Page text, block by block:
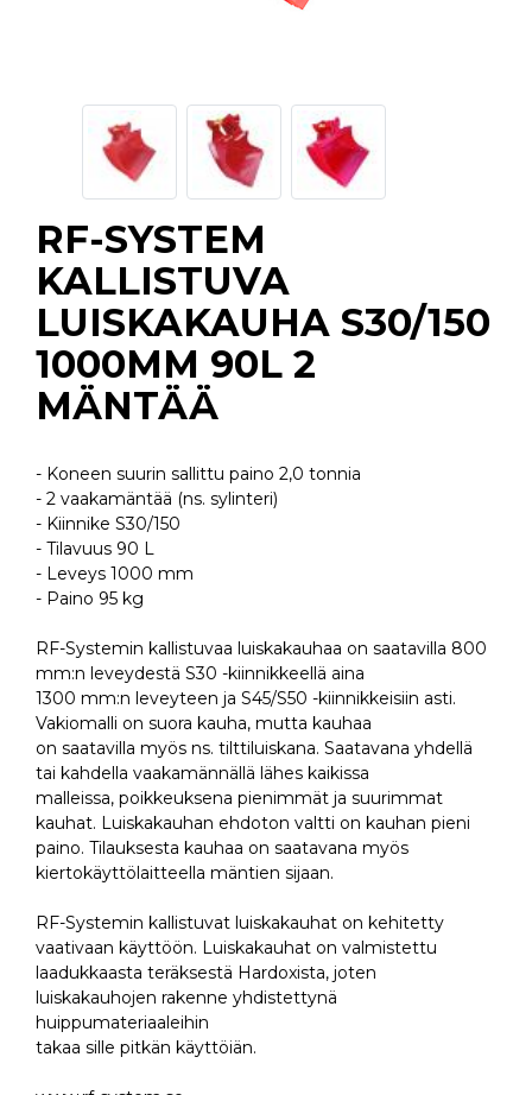
RF-SYSTEM
KALLISTUVA
LUISKAKAUHA S30/150
1000MM 90L 2
MÄNTÄÄ
- Koneen suurin sallittu paino 2,0 tonnia
- 2 vaakamäntää (ns. sylinteri)
- Kiinnike S30/150
- Tilavuus 90 L
- Leveys 1000 mm
- Paino 95 kg
RF-Systemin kallistuvaa luiskakauhaa on saatavilla 800
mm:n leveydestä S30 -kiinnikkeellä aina
1300 mm:n leveyteen ja S45/S50 -kiinnikkeisiin asti.
Vakiomalli on suora kauha, mutta kauhaa
on saatavilla myös ns. tilttiluiskana. Saatavana yhdellä
tai kahdella vaakamännällä lähes kaikissa
malleissa, poikkeuksena pienimmät ja suurimmat
kauhat. Luiskakauhan ehdoton valtti on kauhan pieni
paino. Tilauksesta kauhaa on saatavana myös
kiertokäyttölaitteella mäntien sijaan.
RF-Systemin kallistuvat luiskakauhat on kehitetty
vaativaan käyttöön. Luiskakauhat on valmistettu
laadukkaasta teräksestä Hardoxista, joten
luiskakauhojen rakenne yhdistettynä
huippumateriaaleihin
takaa sille pitkän käyttöiän.